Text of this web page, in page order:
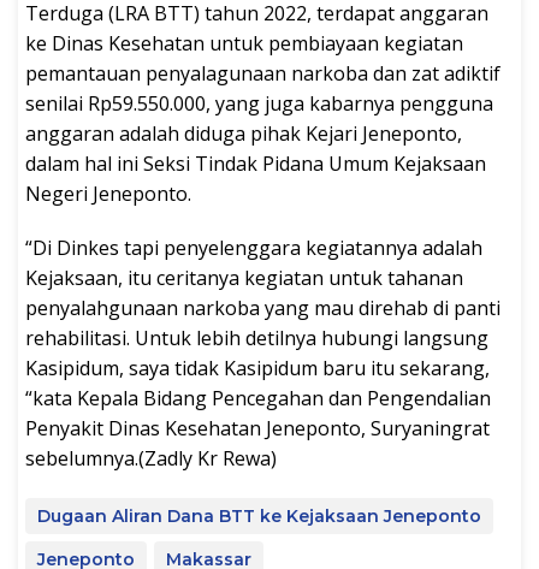
Terduga (LRA BTT) tahun 2022, terdapat anggaran
ke Dinas Kesehatan untuk pembiayaan kegiatan
pemantauan penyalagunaan narkoba dan zat adiktif
senilai Rp59.550.000, yang juga kabarnya pengguna
anggaran adalah diduga pihak Kejari Jeneponto,
dalam hal ini Seksi Tindak Pidana Umum Kejaksaan
Negeri Jeneponto.
“Di Dinkes tapi penyelenggara kegiatannya adalah
Kejaksaan, itu ceritanya kegiatan untuk tahanan
penyalahgunaan narkoba yang mau direhab di panti
rehabilitasi. Untuk lebih detilnya hubungi langsung
Kasipidum, saya tidak Kasipidum baru itu sekarang,
“kata Kepala Bidang Pencegahan dan Pengendalian
Penyakit Dinas Kesehatan Jeneponto, Suryaningrat
sebelumnya.(Zadly Kr Rewa)
Dugaan Aliran Dana BTT ke Kejaksaan Jeneponto
Jeneponto
Makassar